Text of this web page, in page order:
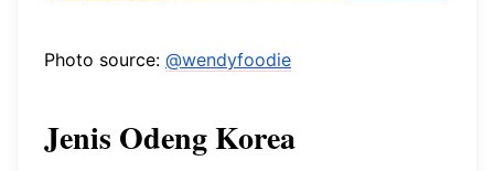
Photo source: @wendyfoodie
Jenis Odeng Korea